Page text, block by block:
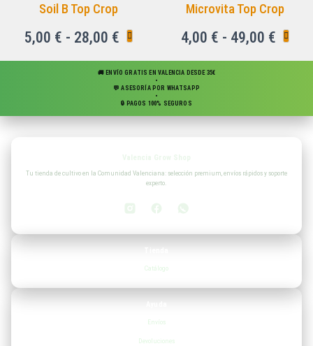
Soil B Top Crop
5,00 € - 28,00 €
Microvita Top Crop
4,00 € - 49,00 €
🚚 ENVÍO GRATIS EN VALENCIA DESDE 35€
•
💬 ASESORÍA POR WHATSAPP
•
🔒 PAGOS 100% SEGUROS
Tu tienda de cultivo en la Comunidad Valenciana: selección premium, envíos rápidos y soporte
experto.
Catálogo
Envíos
Devoluciones